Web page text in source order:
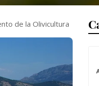
de la Olivicultura